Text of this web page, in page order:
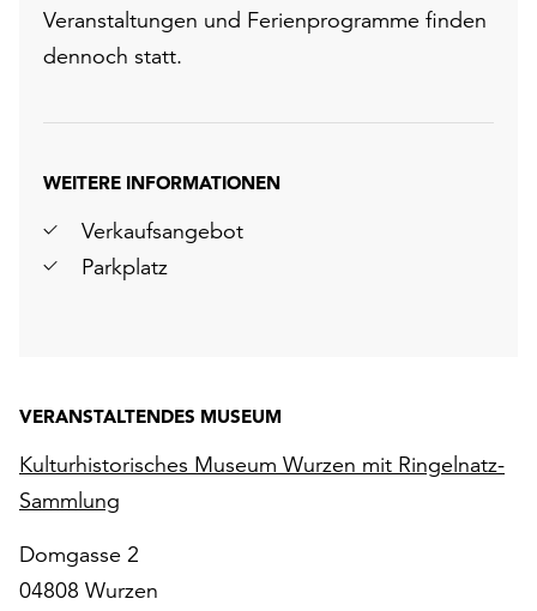
Veranstaltungen und Ferienprogramme finden
dennoch statt.
WEITERE INFORMATIONEN
Verkaufsangebot
Parkplatz
VERANSTALTENDES MUSEUM
Kulturhistorisches Museum Wurzen mit Ringelnatz-
Sammlung
Domgasse 2
04808 Wurzen